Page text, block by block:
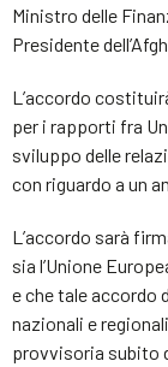
Ministro delle
Presidente
L’accordo
per i rapporti fra
sviluppo delle
con riguardo a un
L’accordo sarà
sia l’Unione
e che tale accordo
nazionali e
provvisoria subito